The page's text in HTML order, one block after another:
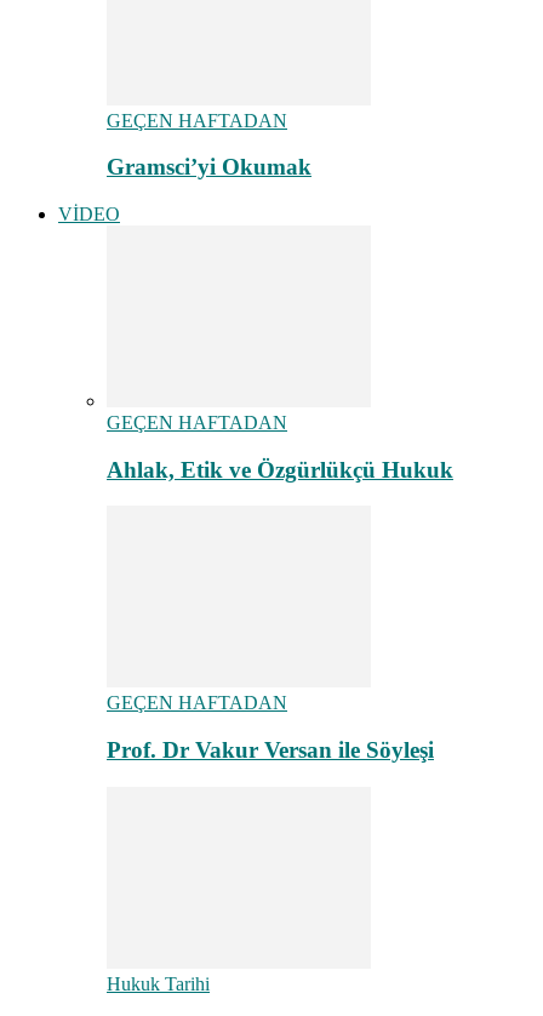
GEÇEN HAFTADAN
Gramsci’yi Okumak
VİDEO
GEÇEN HAFTADAN
Ahlak, Etik ve Özgürlükçü Hukuk
GEÇEN HAFTADAN
Prof. Dr Vakur Versan ile Söyleşi
Hukuk Tarihi